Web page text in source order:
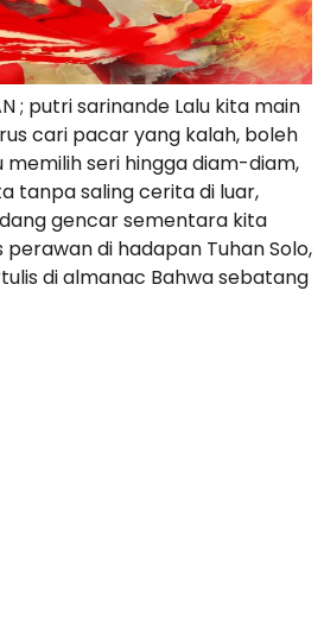
; putri sarinande Lalu kita main
cari pacar yang kalah, boleh
seri hingga diam-diam,
tanpa saling cerita di luar,
gencar sementara kita
di hadapan Tuhan Solo,
di almanac Bahwa sebatang